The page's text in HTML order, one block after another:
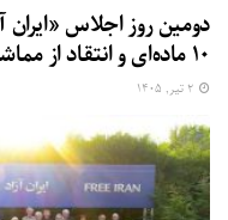
۱۰ ماده‌ای و انتقاد از مماشات غرب